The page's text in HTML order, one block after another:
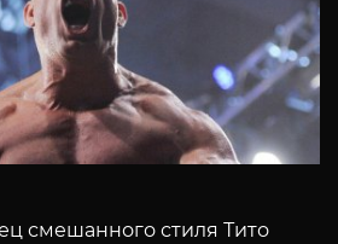
смешанного стиля Тито